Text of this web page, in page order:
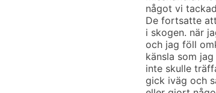
något vi
De fortsatte
i skogen. när
och jag föll
känsla som
inte skulle
gick iväg och